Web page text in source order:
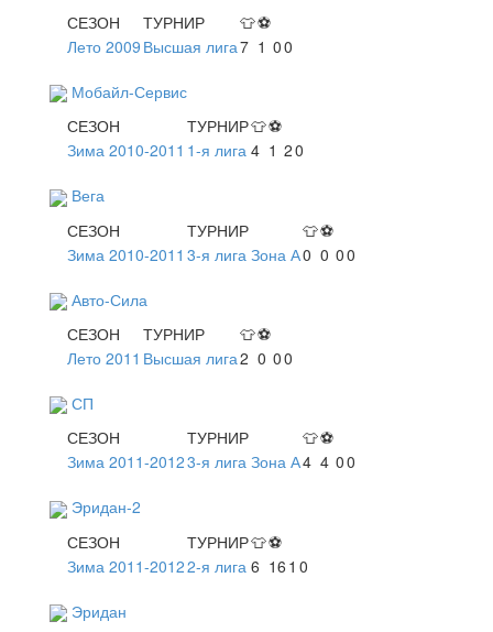
СЕЗОН
ТУРНИР 👕⚽
Лето 2009 Высшая лига7 1 00
Мобайл-Сервис
СЕЗОН
ТУРНИР👕⚽
Зима 2010-2011 1-я лига 4 1 20
Вега
СЕЗОН
ТУРНИР 👕⚽
Зима 2010-2011 3-я лига Зона А0 0 00
Авто-Сила
СЕЗОН
ТУРНИР 👕⚽
Лето 2011 Высшая лига2 0 00
СП
СЕЗОН
ТУРНИР 👕⚽
Зима 2011-20123-я лига Зона А4 4 00
Эридан-2
СЕЗОН
ТУРНИР👕⚽
Зима 2011-20122-я лига 6 16 1 0
Эридан